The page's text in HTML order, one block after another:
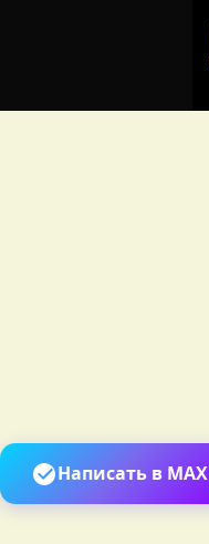
Написать в MAX